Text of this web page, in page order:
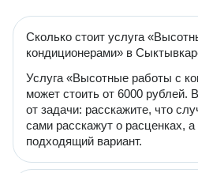
Сколько стоит услуга
кондиционерами» в
Услуга «Высотные работы с
может стоить от 6000 рублей.
от задачи: расскажите, что
сами расскажут о расценках,
подходящий вариант.